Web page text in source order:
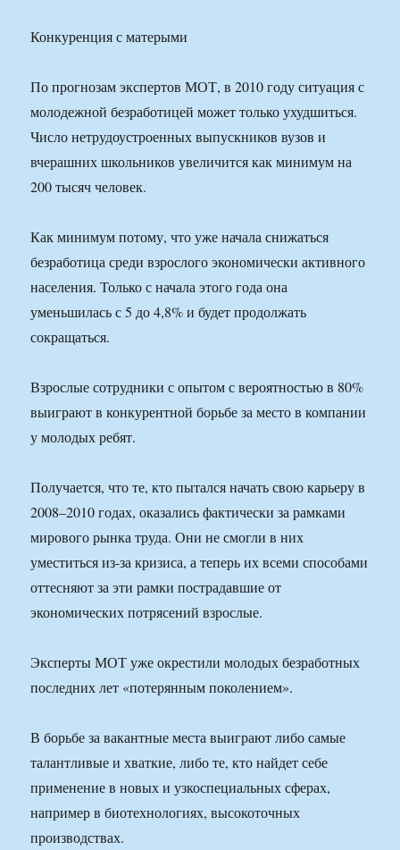
Конкуренция с матерыми
По прогнозам экспертов МОТ, в 2010 году ситуация с
молодежной безработицей может только ухудшиться.
Число нетрудоустроенных выпускников вузов и
вчерашних школьников увеличится как минимум на
200 тысяч человек.
Как минимум потому, что уже начала снижаться
безработица среди взрослого экономически активного
населения. Только с начала этого года она
уменьшилась с 5 до 4,8% и будет продолжать
сокращаться.
Взрослые сотрудники с опытом с вероятностью в 80%
выиграют в конкурентной борьбе за место в компании
у молодых ребят.
Получается, что те, кто пытался начать свою карьеру в
2008–2010 годах, оказались фактически за рамками
мирового рынка труда. Они не смогли в них
уместиться из-за кризиса, а теперь их всеми способами
оттесняют за эти рамки пострадавшие от
экономических потрясений взрослые.
Эксперты МОТ уже окрестили молодых безработных
последних лет «потерянным поколением».
В борьбе за вакантные места выиграют либо самые
талантливые и хваткие, либо те, кто найдет себе
применение в новых и узкоспециальных сферах,
например в биотехнологиях, высокоточных
производствах.